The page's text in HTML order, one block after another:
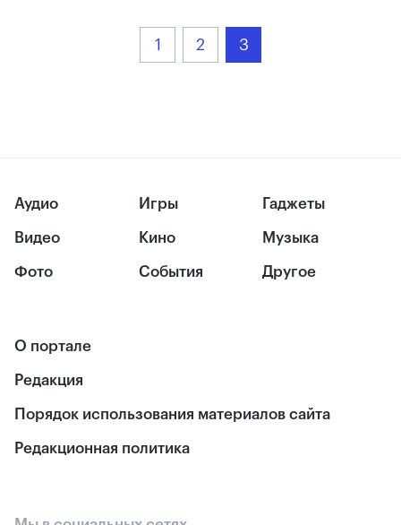
1 2 3
Аудио
Видео
Фото
Игры
Кино
События
Гаджеты
Музыка
Другое
О портале
Редакция
Порядок использования материалов сайта
Редакционная политика